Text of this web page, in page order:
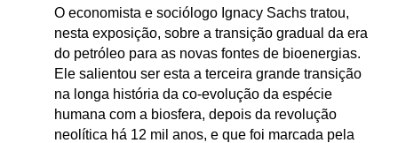
O economista e sociólogo Ignacy Sachs tratou,
nesta exposição, sobre a transição gradual da era
do petróleo para as novas fontes de bioenergias.
Ele salientou ser esta a terceira grande transição
na longa história da co-evolução da espécie
humana com a biosfera, depois da revolução
neolítica há 12 mil anos, e que foi marcada pela